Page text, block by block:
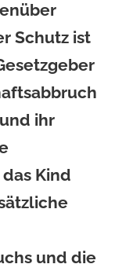
Schutz ist
ihr
Kind
und die